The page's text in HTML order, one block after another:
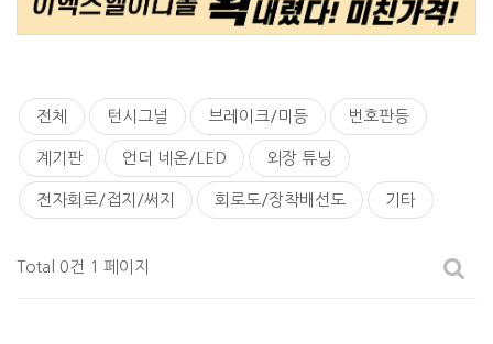
5 세상 하나뿐이 바이크? 가장 비싼 ^^…+19
전체 턴시그널 브레이크/미등 번호판등
계기판 언더 네온/LED 외장 튜닝
전자회로/접지/써지 회로도/장착배선도 기타
Total 0건 1 페이지